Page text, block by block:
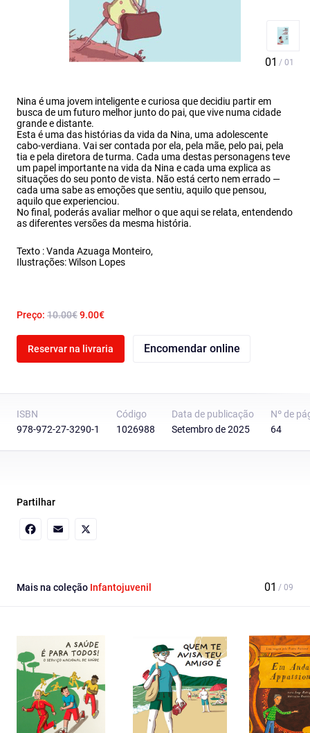
Nina é uma jovem inteligente e curiosa que decidiu partir em
busca de um futuro melhor junto do pai, que vive numa cidade
grande e distante.
Esta é uma das histórias da vida da Nina, uma adolescente
cabo-verdiana. Vai ser contada por ela, pela mãe, pelo pai, pela
tia e pela diretora de turma. Cada uma destas personagens teve
um papel importante na vida da Nina e cada uma explica as
situações do seu ponto de vista. Não está certo nem errado —
cada uma sabe as emoções que sentiu, aquilo que pensou,
aquilo que experienciou.
No final, poderás avaliar melhor o que aqui se relata, entendendo
as diferentes versões da mesma história.
Texto : Vanda Azuaga Monteiro,
Ilustrações: Wilson Lopes
Preço: 10.00€9.00€
Reservar na livraria Encomendar online
ISBN
978-972-27-3290-1
Código
1026988
Data de publicação
Setembro de 2025
Nº de
64
Partilhar
Mais na coleção Infantojuvenil